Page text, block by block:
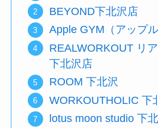
BEYOND下北沢店
Apple GYM（アップ
REALWORKOUT リ
下北沢店
ROOM 下北沢
WORKOUTHOLIC 下
lotus moon studio 下